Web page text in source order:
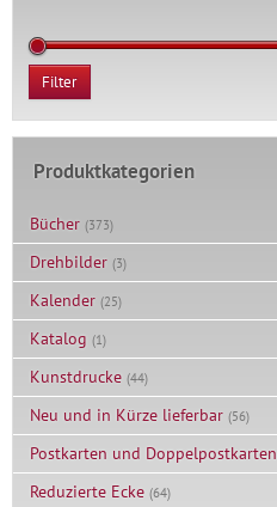
Filter
Produktkategorien
Bücher (373)
Drehbilder (3)
Kalender (25)
Katalog (1)
Kunstdrucke (44)
Neu und in Kürze lieferbar (56)
Postkarten und Doppelpostkarten
Reduzierte Ecke (64)